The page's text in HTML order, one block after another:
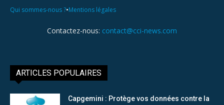
Qui sommes-nous ?•Mentions légales
Contactez-nous: contact@cci-news.com
ARTICLES POPULAIRES
Capgemini : Protège vos données contre la